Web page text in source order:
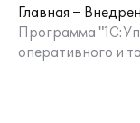
Главная
Программа
оперативного и